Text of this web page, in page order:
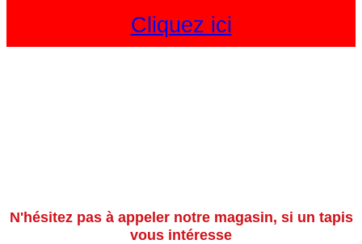
Cliquez ici
N'hésitez pas à appeler notre magasin, si un tapis
vous intéresse